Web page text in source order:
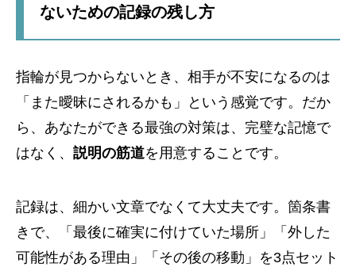
ないための記録の残し方
指輪が見つからないとき、相手が不安になるのは
「また曖昧にされるかも」という感覚です。だか
ら、あなたができる最強の対策は、完璧な記憶で
はなく、 説明の筋道を用意することです。
記録は、細かい文章でなくて大丈夫です。箇条書
きで、「最後に確実に付けていた場所」「外した
可能性がある理由」「その後の移動」を3点セット